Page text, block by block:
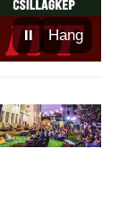
⏸ Hang